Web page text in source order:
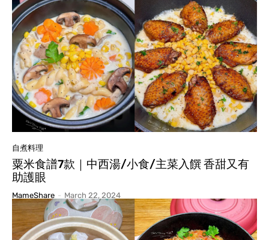
自煮料理
粟米食譜7款｜中西湯/小食/主菜入饌 香甜又有
助護眼
MameShare - March 22, 2024